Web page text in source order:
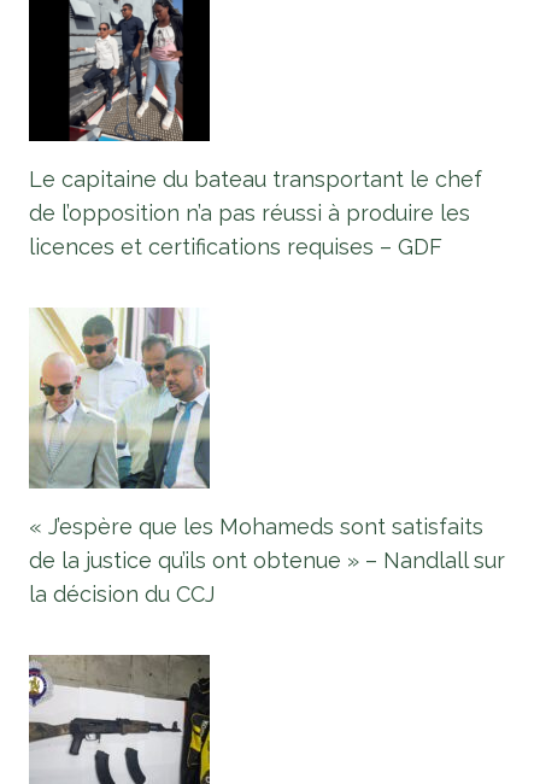
Le capitaine du bateau transportant le chef
de l’opposition n’a pas réussi à produire les
licences et certifications requises – GDF
« J’espère que les Mohameds sont satisfaits
de la justice qu’ils ont obtenue » – Nandlall sur
la décision du CCJ